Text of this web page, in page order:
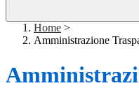
Home >
Amministrazione